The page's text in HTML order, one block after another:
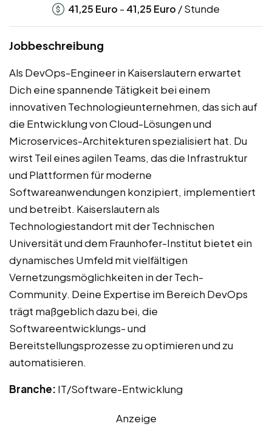
41,25 Euro - 41,25 Euro / Stunde
Jobbeschreibung
Als DevOps-Engineer in Kaiserslautern erwartet
Dich eine spannende Tätigkeit bei einem
innovativen Technologieunternehmen, das sich auf
die Entwicklung von Cloud-Lösungen und
Microservices-Architekturen spezialisiert hat. Du
wirst Teil eines agilen Teams, das die Infrastruktur
und Plattformen für moderne
Softwareanwendungen konzipiert, implementiert
und betreibt. Kaiserslautern als
Technologiestandort mit der Technischen
Universität und dem Fraunhofer-Institut bietet ein
dynamisches Umfeld mit vielfältigen
Vernetzungsmöglichkeiten in der Tech-
Community. Deine Expertise im Bereich DevOps
trägt maßgeblich dazu bei, die
Softwareentwicklungs- und
Bereitstellungsprozesse zu optimieren und zu
automatisieren.
Branche: IT/Software-Entwicklung
Anzeige